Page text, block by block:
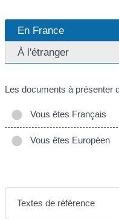
En France
À l'étranger
Les documents à présenter
Vous êtes Français
Vous êtes Européen
Textes de référence